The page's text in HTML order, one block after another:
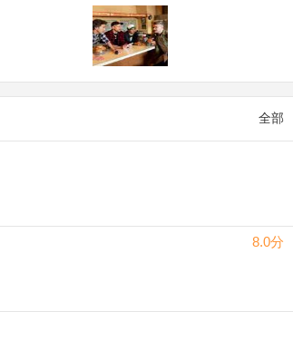
全部
8.0分